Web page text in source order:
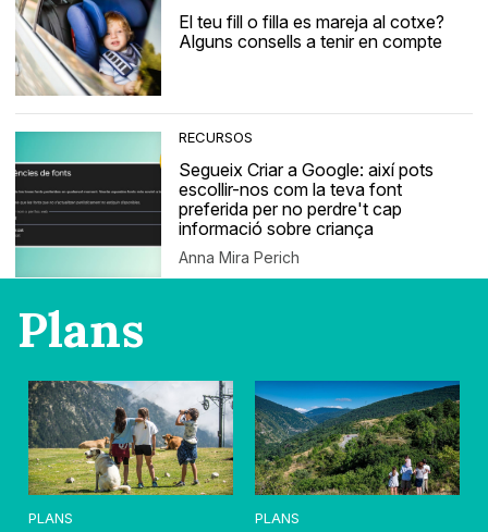
El teu fill o filla es mareja al cotxe?
Alguns consells a tenir en compte
RECURSOS
Segueix Criar a Google: així pots
escollir-nos com la teva font
preferida per no perdre't cap
informació sobre criança
Anna Mira Perich
Plans
PLANS PLANS